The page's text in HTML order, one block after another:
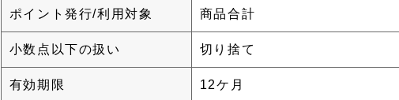
ポイント発行/利用対象 商品合計
小数点以下の扱い 切り捨て
有効期限 12ケ月